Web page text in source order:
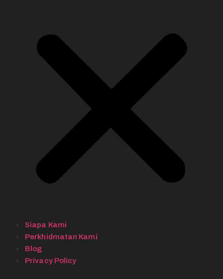
Siapa Kami
Perkhidmatan Kami
Blog
Privacy Policy